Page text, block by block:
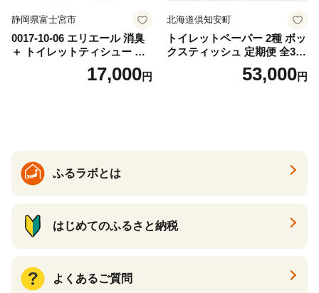
静岡県富士宮市
0017-10-06 エリエール 消臭
＋ トイレットティシュー し
っかり香るフレッシュクリア
の香り ダブル 12ロール×6パ
17,000円
北海道倶知安町
トイレットペーパー 2種 ボッ
クスティッシュ 定期便 全3
回 日本製 まとめ買い 防災
常備品 日用雑貨 消耗品 生活
53,000円
ふるラボとは
はじめてのふるさと納税
よくあるご質問